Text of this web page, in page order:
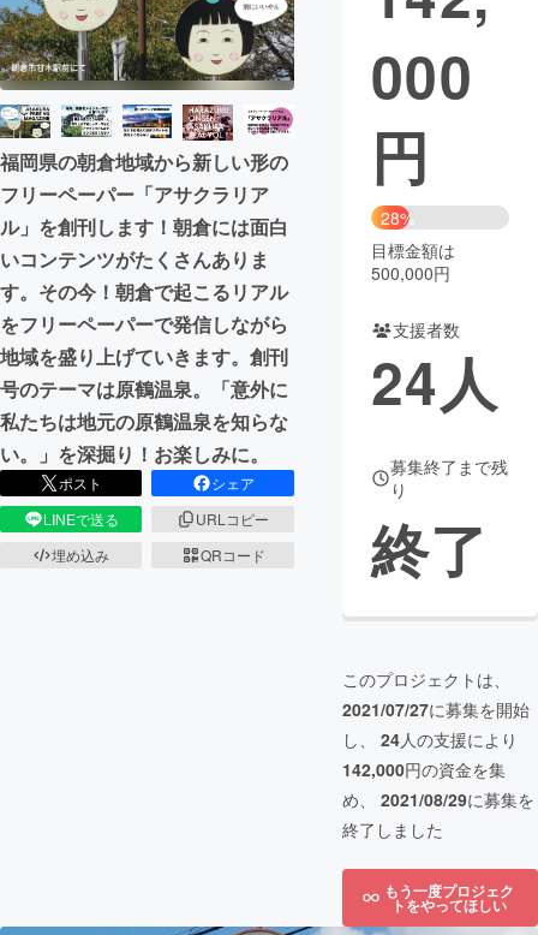
ビジネス・起業 チャレンジ
まちづくり・地域活性化
CAMPFIRE for Social Good
CAMPFIRE Creation
CAMPFIREふるさと納税
コミュニティ
福岡県の朝倉地域から新しい形の
フリーペーパー「アサクラリア
ル」を創刊します！朝倉には面白
いコンテンツがたくさんありま
す。その今！朝倉で起こるリアル
をフリーペーパーで発信しながら
地域を盛り上げていきます。創刊
号のテーマは原鶴温泉。「意外に
私たちは地元の原鶴温泉を知らな
い。」を深掘り！お楽しみに。
ポスト
シェア
LINEで送る
URLコピー
埋め込み
QRコード
000
円
28%
目標金額は
500,000円
支援者数
24人
募集終了まで残
り
終了
このプロジェクトは、
2021/07/27に募集を開始
し、 24人の支援により
142,000円の資金を集
め、 2021/08/29に募集を
終了しました
もう一度プロジェク
トをやってほしい